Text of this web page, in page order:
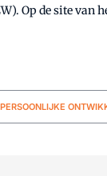
Op de site van
PERSOONLIJKE